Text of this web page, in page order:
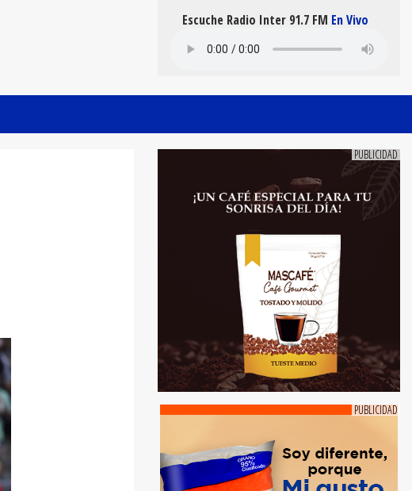
Escuche Radio Inter 91.7 FM En Vivo